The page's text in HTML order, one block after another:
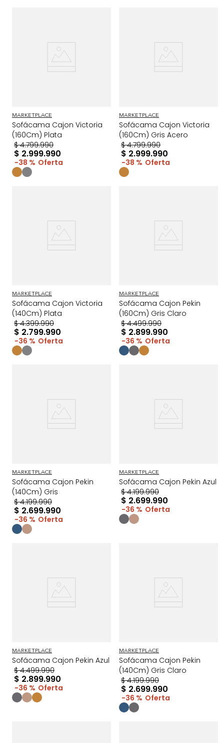
MARKETPLACE
Sofácama Cajon Victoria
(160Cm) Plata
$ 4.799.990
$ 2.999.990
38 %
MARKETPLACE
Sofácama Cajon Victoria
(160Cm) Gris Acero
$ 4.799.990
$ 2.999.990
38 %
MARKETPLACE
Sofácama Cajon Victoria
(140Cm) Plata
$ 4.399.990
$ 2.799.990
36 %
MARKETPLACE
Sofácama Cajon Pekin
(160Cm) Gris Claro
$ 4.499.990
$ 2.899.990
36 %
MARKETPLACE
Sofácama Cajon Pekin
(140Cm) Gris
$ 4.199.990
$ 2.699.990
36 %
MARKETPLACE
Sofácama Cajon Pekin Azul
$ 4.199.990
$ 2.699.990
36 %
MARKETPLACE
Sofácama Cajon Pekin Azul
$ 4.499.990
$ 2.899.990
36 %
MARKETPLACE
Sofácama Cajon Pekin
(140Cm) Gris Claro
$ 4.199.990
$ 2.699.990
36 %